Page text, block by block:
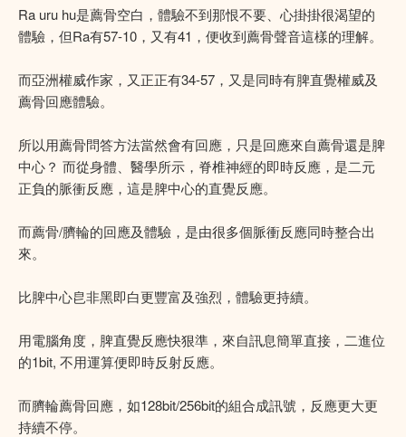
Ra uru hu是薦骨空白，體驗不到那恨不要、心掛掛很渴望的
體驗，但Ra有57-10，又有41，便收到薦骨聲音這樣的理解。
而亞洲權威作家，又正正有34-57，又是同時有脾直覺權威及
薦骨回應體驗。
所以用薦骨問答方法當然會有回應，只是回應來自薦骨還是脾
中心？ 而從身體、醫學所示，脊椎神經的即時反應，是二元
正負的脈衝反應，這是脾中心的直覺反應。
而薦骨/臍輪的回應及體驗，是由很多個脈衝反應同時整合出
來。
比脾中心皀非黑即白更豐富及強烈，體驗更持續。
用電腦角度，脾直覺反應快狠準，來自訊息簡單直接，二進位
的1bit, 不用運算便即時反射反應。
而臍輪薦骨回應，如128bit/256bit的組合成訊號，反應更大更
持續不停。